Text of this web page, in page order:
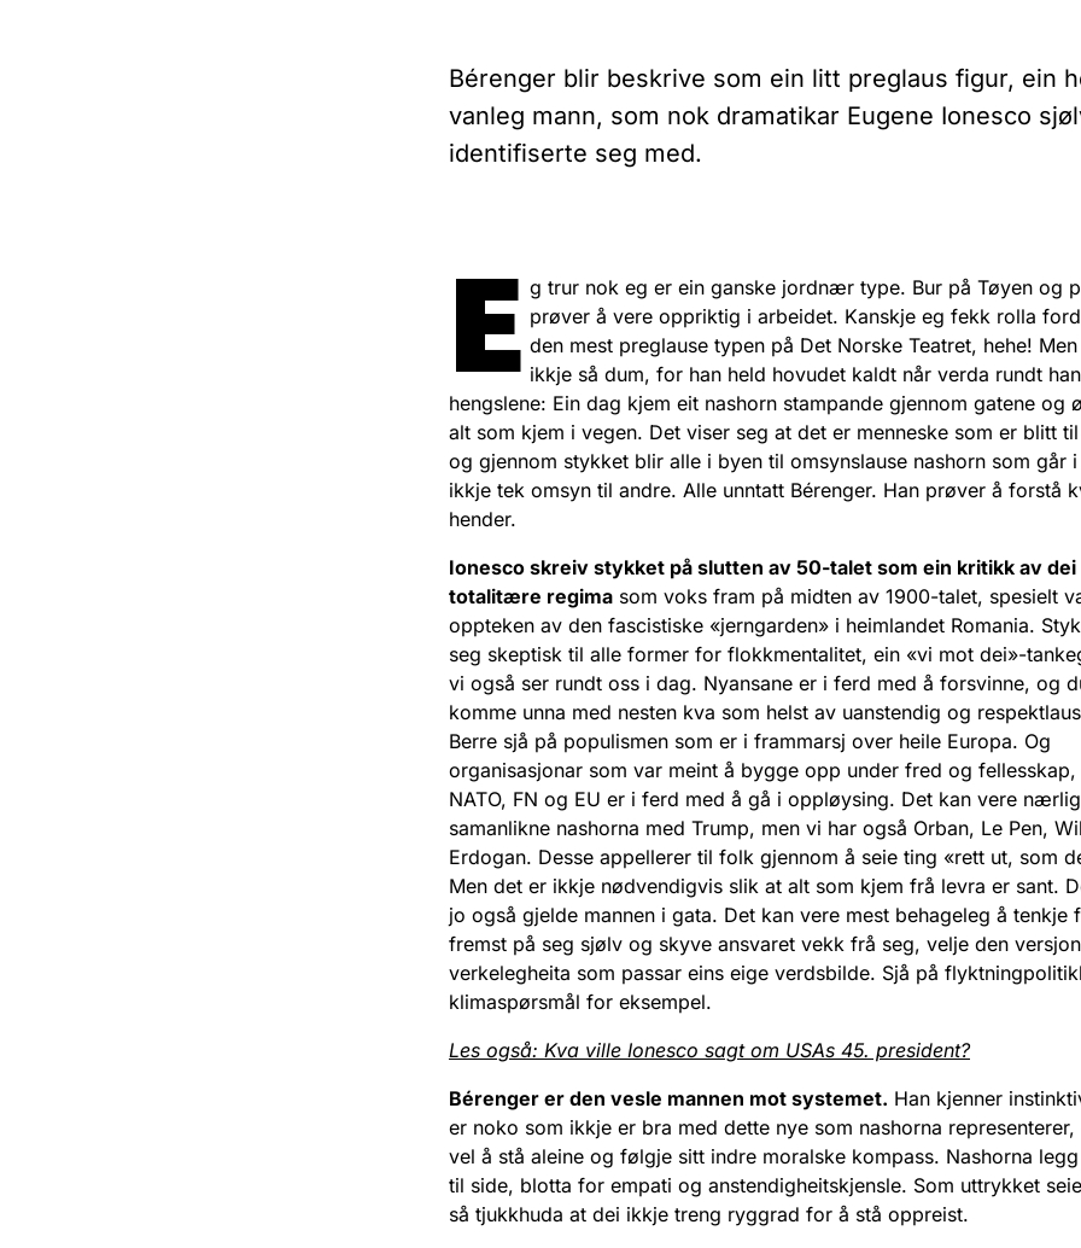
Bérenger blir beskrive som ein litt preglaus figur, ein
vanleg mann, som nok dramatikar Eugene Ionesco
identifiserte seg med.
E g trur nok eg er ein ganske jordnær type. Bur på Tøyen og
prøver å vere oppriktig i arbeidet. Kanskje eg fekk rolla
den mest preglause typen på Det Norske Teatret, hehe!
ikkje så dum, for han held hovudet kaldt når verda rundt
hengslene: Ein dag kjem eit nashorn stampande gjennom gatene og
alt som kjem i vegen. Det viser seg at det er menneske som er blitt
og gjennom stykket blir alle i byen til omsynslause nashorn som går
ikkje tek omsyn til andre. Alle unntatt Bérenger. Han prøver å forstå
hender.
Ionesco skreiv stykket på slutten av 50-talet som ein kritikk av dei
totalitære regima som voks fram på midten av 1900-talet, spesielt
oppteken av den fascistiske «jerngarden» i heimlandet Romania.
seg skeptisk til alle former for flokkmentalitet, ein «vi mot dei»-
vi også ser rundt oss i dag. Nyansane er i ferd med å forsvinne, og
komme unna med nesten kva som helst av uanstendig og
Berre sjå på populismen som er i frammarsj over heile Europa. Og
organisasjonar som var meint å bygge opp under fred og fellesskap,
NATO, FN og EU er i ferd med å gå i oppløysing. Det kan vere
samanlikne nashorna med Trump, men vi har også Orban, Le Pen,
Erdogan. Desse appellerer til folk gjennom å seie ting «rett ut, som
Men det er ikkje nødvendigvis slik at alt som kjem frå levra er sant.
jo også gjelde mannen i gata. Det kan vere mest behageleg å tenkje
fremst på seg sjølv og skyve ansvaret vekk frå seg, velje den
verkelegheita som passar eins eige verdsbilde. Sjå på
klimaspørsmål for eksempel.
Les også: Kva ville Ionesco sagt om USAs 45. president?
Bérenger er den vesle mannen mot systemet. Han kjenner
er noko som ikkje er bra med dette nye som nashorna representerer,
vel å stå aleine og følgje sitt indre moralske kompass. Nashorna
til side, blotta for empati og anstendigheitskjensle. Som uttrykket
så tjukkhuda at dei ikkje treng ryggrad for å stå oppreist.